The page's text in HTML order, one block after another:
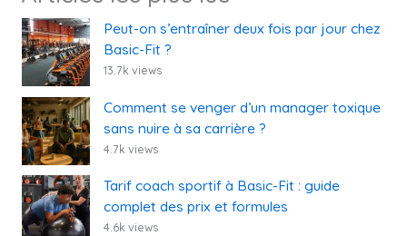
Peut-on s’entraîner deux fois par jour chez
Basic-Fit ?
13.7k views
Comment se venger d’un manager toxique
sans nuire à sa carrière ?
4.7k views
Tarif coach sportif à Basic-Fit : guide
complet des prix et formules
4.6k views